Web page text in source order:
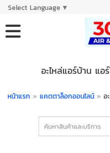
Select Language ▼
อะไหล่แอร์บ้าน แ
หน้าแรก » แคตตาล็อกออนไลน์ » อ